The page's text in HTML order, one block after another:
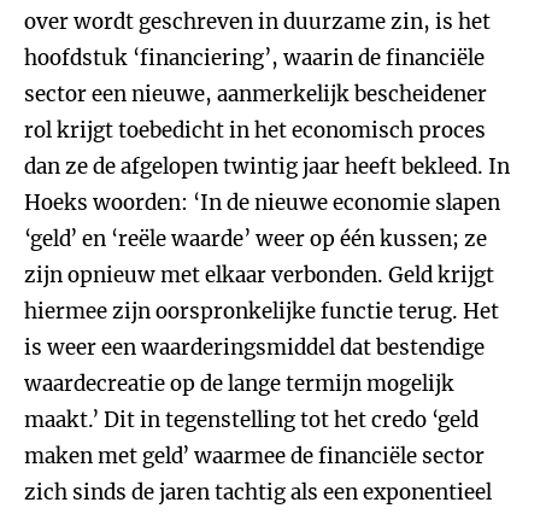
over wordt geschreven in duurzame zin, is het
hoofdstuk ‘financiering’, waarin de financiële
sector een nieuwe, aanmerkelijk bescheidener
rol krijgt toebedicht in het economisch proces
dan ze de afgelopen twintig jaar heeft bekleed. In
Hoeks woorden: ‘In de nieuwe economie slapen
‘geld’ en ‘reële waarde’ weer op één kussen; ze
zijn opnieuw met elkaar verbonden. Geld krijgt
hiermee zijn oorspronkelijke functie terug. Het
is weer een waarderingsmiddel dat bestendige
waardecreatie op de lange termijn mogelijk
maakt.’ Dit in tegenstelling tot het credo ‘geld
maken met geld’ waarmee de financiële sector
zich sinds de jaren tachtig als een exponentieel